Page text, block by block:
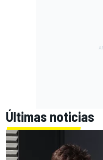
Últimas noticias